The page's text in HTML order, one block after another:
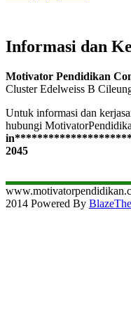
Informasi dan
Motivator Pendidikan
Cluster Edelweiss B
Untuk informasi dan
hubungi
in
2045
2014 Powered By